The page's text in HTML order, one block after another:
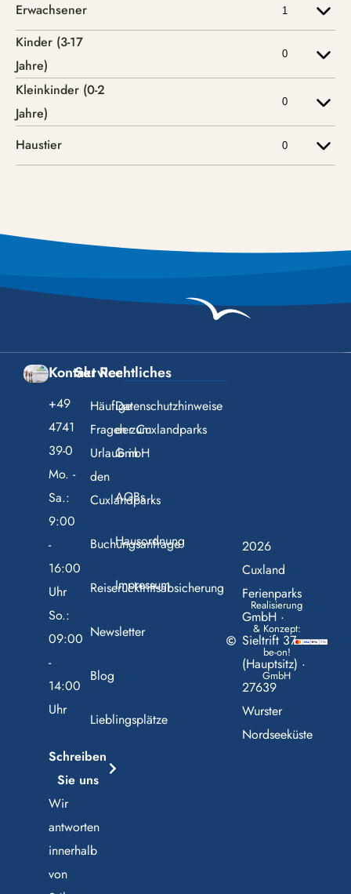
Kontakt
+49
4741
39-0
Mo. -
Sa.:
9:00
-
16:00
Uhr
So.:
09:00
-
14:00
Uhr
Schreiben
Sie uns
Wir
antworten
innerhalb
von
Service
Häufige
Fragen zum
Urlaub in
den
Cuxlandparks
Buchungsanfrage
Reiserücktrittsabsicherung
Newsletter
Blog
Lieblingsplätze
Rechtliches
Datenschutzhinweise
der Cuxlandparks
GmbH
AGBs
Hausordnung
Impressum
2026
Cuxland
Ferienparks
GmbH ·
Sieltrift 37
(Hauptsitz) ·
27639
Wurster
Nordseeküste
Realisierung
& Konzept:
be-on!
GmbH